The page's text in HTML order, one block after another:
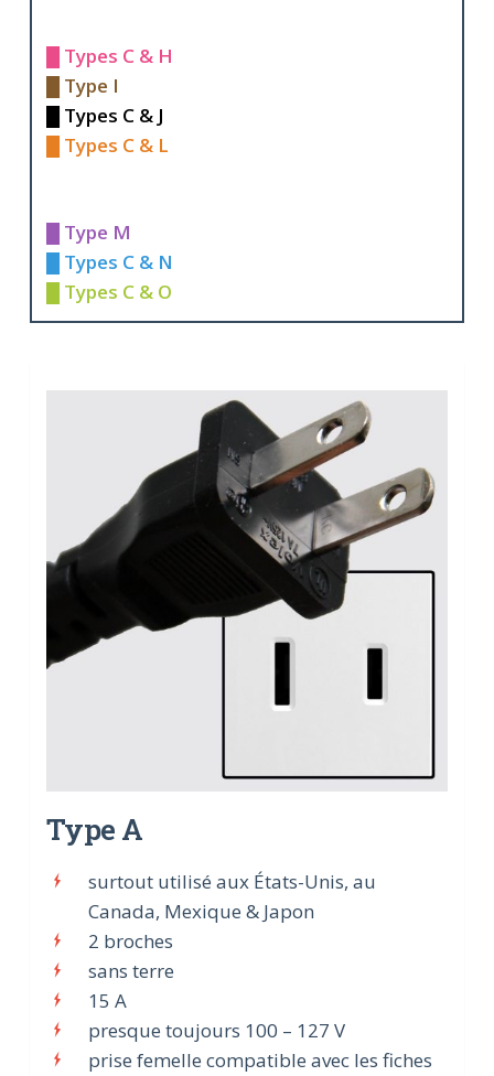
█ Types C & H
█ Type I
█ Types C & J
█ Types C & L
█ Type M
█ Types C & N
█ Types C & O
Type A
surtout utilisé aux États-Unis, au
Canada, Mexique & Japon
2 broches
sans terre
15 A
presque toujours 100 – 127 V
prise femelle compatible avec les fiches